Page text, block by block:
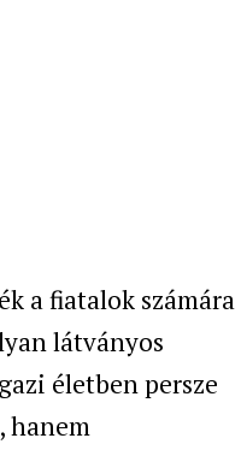
a fiatalok számára
látványos
életben persze
hanem